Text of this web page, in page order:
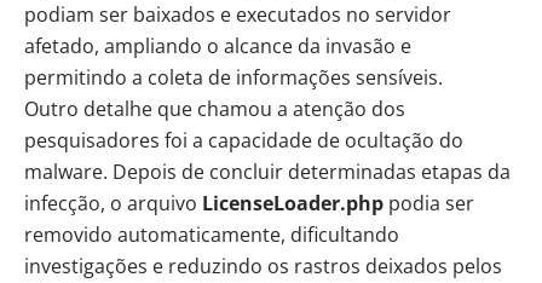
podiam ser baixados e executados no servidor
afetado, ampliando o alcance da invasão e
permitindo a coleta de informações sensíveis.
Outro detalhe que chamou a atenção dos
pesquisadores foi a capacidade de ocultação do
malware. Depois de concluir determinadas etapas da
infecção, o arquivo LicenseLoader.php podia ser
removido automaticamente, dificultando
investigações e reduzindo os rastros deixados pelos